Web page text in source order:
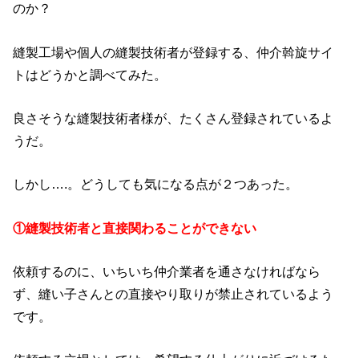
のか？
縫製工場や個人の縫製技術者が登録する、仲介斡旋サイ
トはどうかと調べてみた。
良さそうな縫製技術者様が、たくさん登録されているよ
うだ。
しかし….。どうしても気になる点が２つあった。
①縫製技術者と直接関わることができない
依頼するのに、いちいち仲介業者を通さなければなら
ず、縫い子さんとの直接やり取りが禁止されているよう
です。